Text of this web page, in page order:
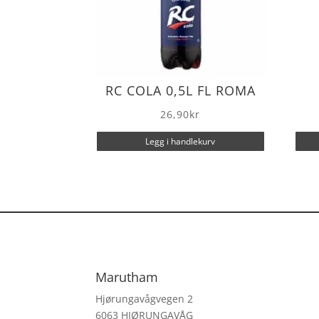
RC COLA 0,5L FL ROMA
26,90kr
Legg i handlekurv
Marutham
Hjørungavågvegen 2
6063 HJØRUNGAVÅG